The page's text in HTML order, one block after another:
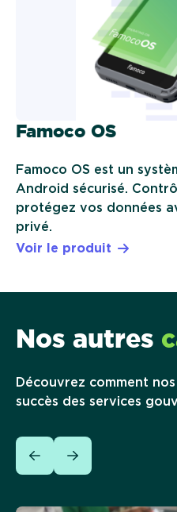
Famoco OS
Famoco OS est un
Android sécurisé.
protégez vos données
privé.
Voir le produit
Nos autres
Découvrez comment
succès des services